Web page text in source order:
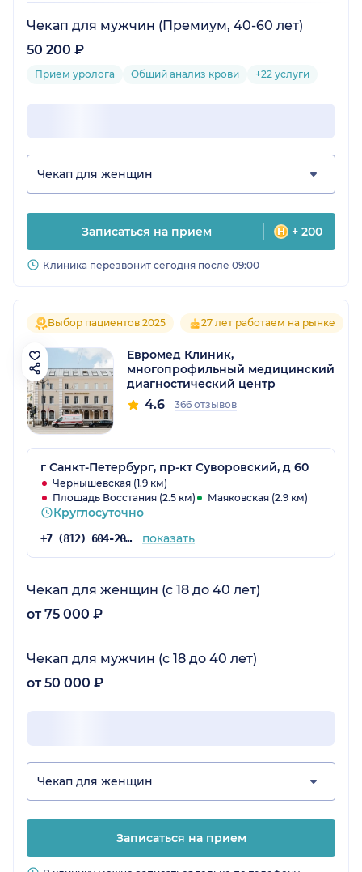
Чекап для мужчин (Премиум, 40-60 лет)
50 200 ₽
Прием уролога Общий анализ крови +22 услуги
Чекап для женщин
Записаться на прием + 200
Клиника перезвонит сегодня после 09:00
Выбор пациентов 2025 27 лет работаем на рынке
Евромед Клиник,
многопрофильный медицинский
диагностический центр
4.6 366 отзывов
г Санкт-Петербург, пр-кт Суворовский, д 60
Чернышевская (1.9 км)
Площадь Восстания (2.5 км)
Маяковская (2.9 км)
Круглосуточно
+7 (812) 604-20-06 показать
Чекап для женщин (с 18 до 40 лет)
от 75 000 ₽
Чекап для мужчин (с 18 до 40 лет)
от 50 000 ₽
Чекап для женщин
Записаться на прием